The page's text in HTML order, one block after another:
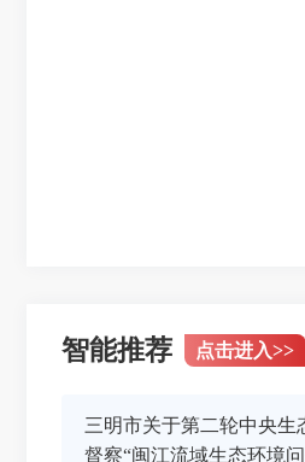
智能推荐 点击进入>>
三明市关于第二轮中央生
督察“闽江流域生态环境